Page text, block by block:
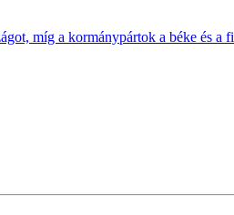
míg a kormánypártok a béke és a